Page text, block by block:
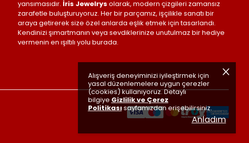
Alışveriş deneyiminizi iyileştirmek için
yasal düzenlemelere uygun çerezler
(cookies) kullanıyoruz. Detaylı
bilgiye Gizlilik ve Çerez
Politikasısayfamızdan erişebilirsiniz.
Anladım
yansımasıdır. İris Jewelrys olarak, modern çizgileri zamansız
zarafetle buluşturuyoruz. Her bir parçamız, işçilikle sanatı bir
araya getirerek size özel anlarda eşlik etmek için tasarlandı.
Kendinizi şımartmanın veya sevdiklerinize unutulmaz bir hediye
vermenin en ışıltılı yolu burada.